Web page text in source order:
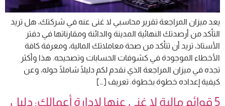
يعد ميزان المراجعة تقرير محاسبي لا غنى عنه في شركتك، هل تريد
التأكد من أرصدتك النهائية المدينة والدائنة ومقارناتها في دفتر
الأستاذ، تريد أن تتأكد من صحة معاملاتك المالية، ومعرفة كافة
الأخطاء الموجودة في كشوفات الحسابات وتصحيحه. هذا وأكثر
تجده في ميزان المراجعة الذي نقدم لكم دليلًا شاملًا حوله، وعن
كيفية إعداده خطوة بخطوة. تعريف […]
5 قوائم مالية لا غنى عنها لإدارة أعمالك: دليل